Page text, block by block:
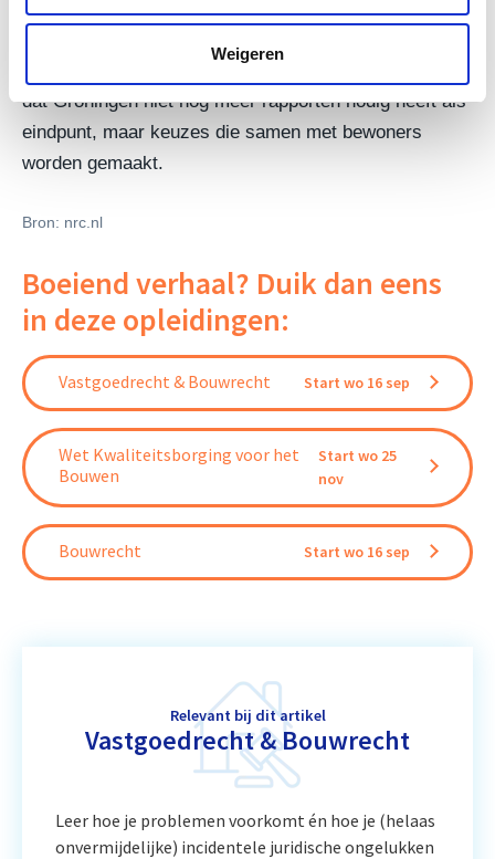
Weigeren
De auteurs waarschuwen dat de versterkingsoperatie
toebrengen aan welzijn en gezondheid. Het gevolg is
dat Groningen niet nog meer rapporten nodig heeft als
eindpunt, maar keuzes die samen met bewoners
worden gemaakt.
Bron: nrc.nl
Boeiend verhaal? Duik dan eens
in deze opleidingen:
Vastgoedrecht & Bouwrecht Start wo 16 sep
Wet Kwaliteitsborging voor het
Bouwen
Start wo 25
nov
Bouwrecht Start wo 16 sep
Relevant bij dit artikel
Vastgoedrecht & Bouwrecht
Leer hoe je problemen voorkomt én hoe je (helaas
onvermijdelijke) incidentele juridische ongelukken